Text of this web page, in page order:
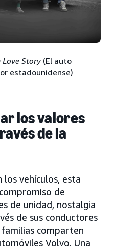
Love Story (El auto
estadounidense)
los valores
de la
los vehículos, esta
de
de unidad, nostalgia
de sus conductores
comparten
Volvo. Una